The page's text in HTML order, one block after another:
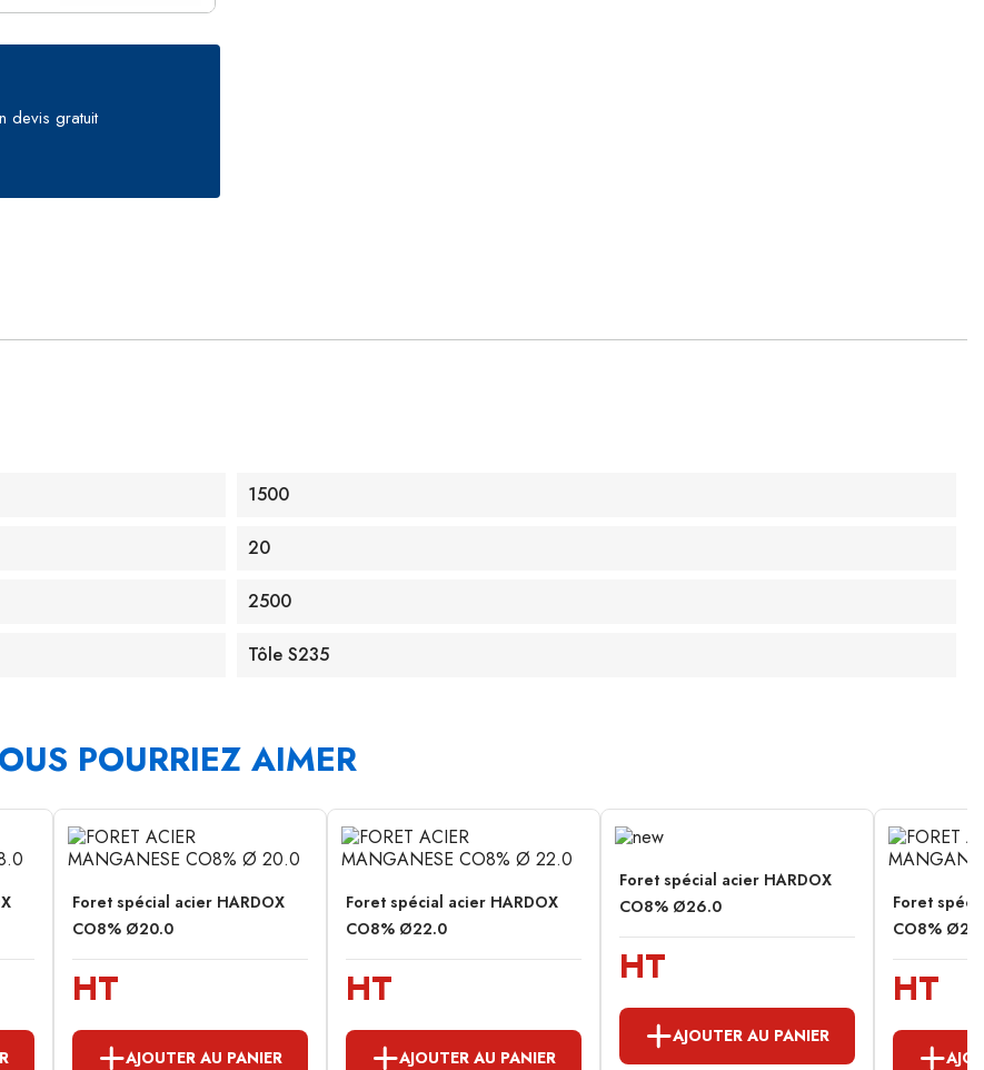
devis gratuit
1500
20
2500
Tôle S235
POURRIEZ AIMER
Foret spécial acier HARDOX
CO8% Ø20.0
HT
AJOUTER AU PANIER
Foret spécial acier HARDOX
CO8% Ø22.0
HT
AJOUTER AU PANIER
Foret spécial acier HARDOX
CO8% Ø26.0
HT
AJOUTER AU PANIER
Foret
CO8%
HT